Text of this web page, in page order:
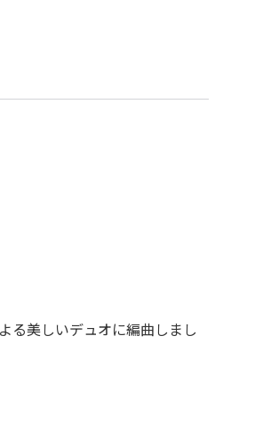
る美しいデュオに編曲しまし